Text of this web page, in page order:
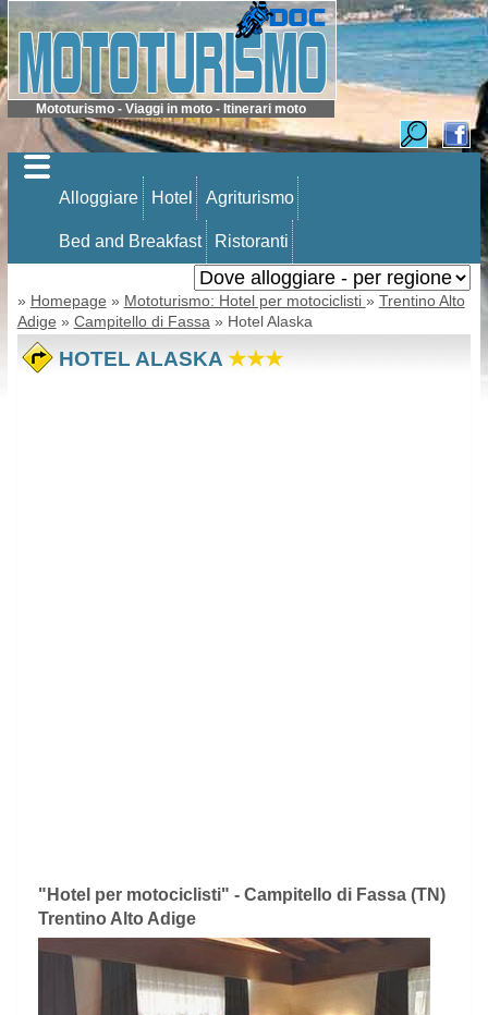
Mototurismo - Viaggi in moto - Itinerari moto
Alloggiare Hotel Agriturismo
Bed and Breakfast Ristoranti
» Homepage » Mototurismo: Hotel per motociclisti » Trentino Alto
Adige » Campitello di Fassa » Hotel Alaska
HOTEL ALASKA ★★★
"Hotel per motociclisti" - Campitello di Fassa (TN)
Trentino Alto Adige